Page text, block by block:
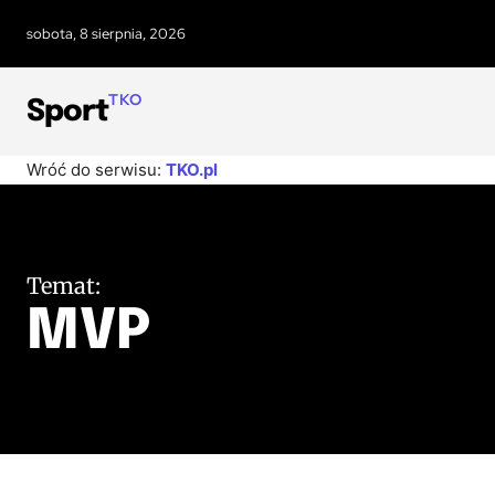
sobota, 8 sierpnia, 2026
SportTKO
Wróć do serwisu: TKO.pl
Temat:
MVP